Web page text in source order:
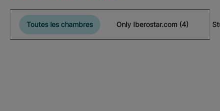
Toutes les chambres Only Iberostar.com (4)